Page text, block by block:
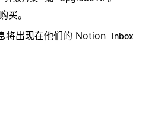
买。
将出现在他们的 Notion
Inbox